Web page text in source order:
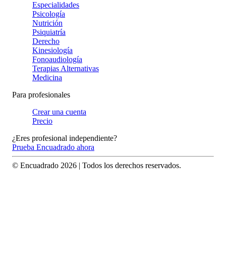
Especialidades
Psicología
Nutrición
Psiquiatría
Derecho
Kinesiología
Fonoaudiología
Terapias Alternativas
Medicina
Para profesionales
Crear una cuenta
Precio
¿Eres profesional independiente?
Prueba Encuadrado ahora
© Encuadrado 2026 | Todos los derechos reservados.